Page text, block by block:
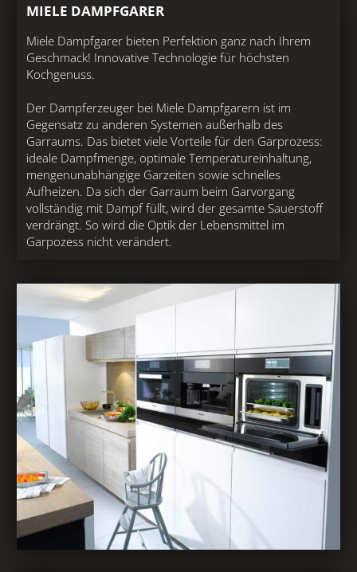
MIELE DAMPFGARER
Miele Dampfgarer bieten Perfektion ganz nach Ihrem
Geschmack! Innovative Technologie für höchsten
Kochgenuss.
Der Dampferzeuger bei Miele Dampfgarern ist im
Gegensatz zu anderen Systemen außerhalb des
Garraums. Das bietet viele Vorteile für den Garprozess:
ideale Dampfmenge, optimale Temperatureinhaltung,
mengenunabhängige Garzeiten sowie schnelles
Aufheizen. Da sich der Garraum beim Garvorgang
vollständig mit Dampf füllt, wird der gesamte Sauerstoff
verdrängt. So wird die Optik der Lebensmittel im
Garpozess nicht verändert.